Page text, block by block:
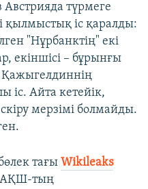
түрмеге
қылмыстық іс қаралды:
"Нұрбанктің" екі
екіншісі – бұрынғы
іс. Айта кетейік,
мерзімі болмайды.
тағы Wikileaks
АҚШ-тың